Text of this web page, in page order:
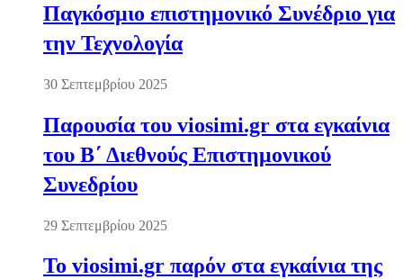
Παγκόσμιο επιστημονικό Συνέδριο για
την Τεχνολογία
30 Σεπτεμβρίου 2025
Παρουσία του viosimi.gr στα εγκαίνια
του Β΄ Διεθνούς Επιστημονικού
Συνεδρίου
29 Σεπτεμβρίου 2025
Το viosimi.gr παρόν στα εγκαίνια της